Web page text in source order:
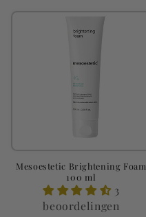
Mesoestetic Brightening Foam
100 ml
3
beoordelingen